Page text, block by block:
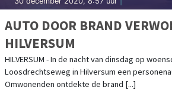
AUTO DOOR BRAND
HILVERSUM
HILVERSUM - In de nacht van dinsdag op
Loosdrechtseweg in Hilversum een
Omwonenden ontdekte de brand [...]